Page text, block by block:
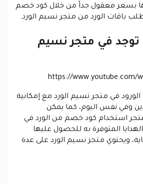
بسعر معقول جداً من خلال كود خصم
باقات الورد من متجر نسيم الورد.
توجد في متجر نسيم
https://www.youtube.com/
في متجر نسيم الورد مع إمكانية
وفي نفس اليوم، كما يمكن
استخدام كود خصم من الورد في
المتوفرة به للحصول عليها
ويحتوي متجر نسيم الورد على عدة